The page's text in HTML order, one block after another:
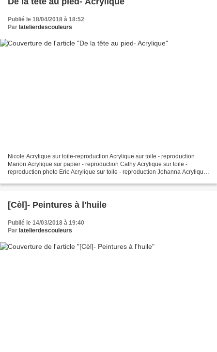
Publié le 18/04/2018 à 18:52
Par latelierdescouleurs
Nicole Acrylique sur toile-reproduction Acrylique sur toile - reproduction
Marion Acrylique sur papier - reproduction Cathy Acrylique sur toile -
reproduction photo Eric Acrylique sur toile - reproduction Johanna Acrylique
[Cèl]- Peintures à l'huile
Publié le 14/03/2018 à 19:40
Par latelierdescouleurs